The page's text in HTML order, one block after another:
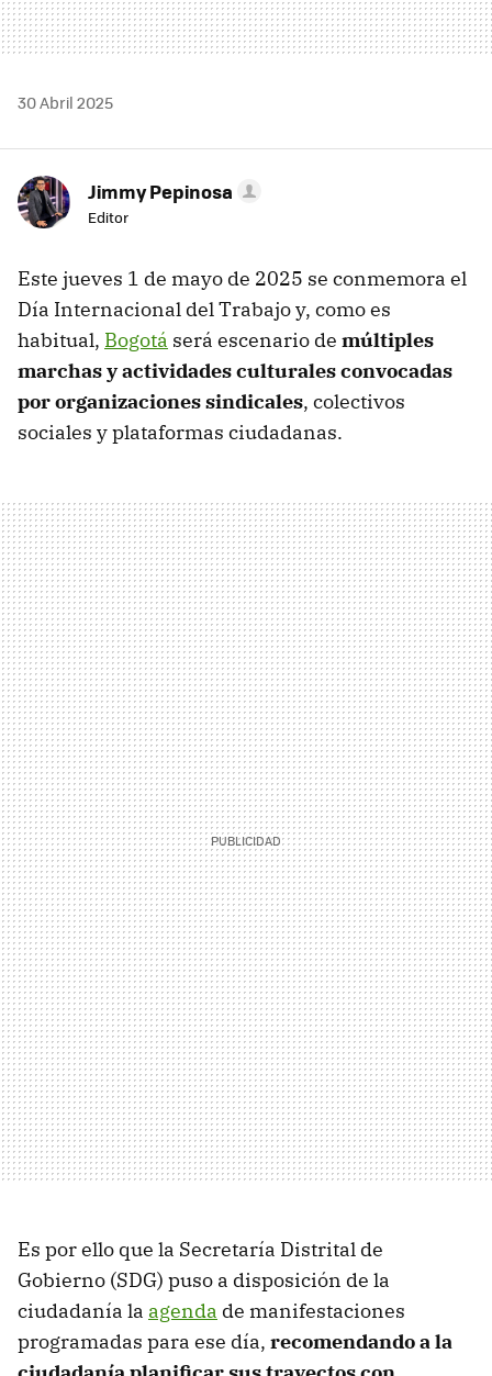
30 Abril 2025
Jimmy Pepinosa
Editor
Este jueves 1 de mayo de 2025 se conmemora el
Día Internacional del Trabajo y, como es
habitual, Bogotá será escenario de múltiples
marchas y actividades culturales convocadas
por organizaciones sindicales, colectivos
sociales y plataformas ciudadanas.
Es por ello que la Secretaría Distrital de
Gobierno (SDG) puso a disposición de la
ciudadanía la agenda de manifestaciones
programadas para ese día, recomendando a la